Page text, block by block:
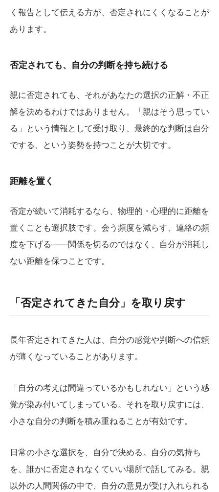
く報告として伝える方が、否定されにくくなることが
あります。
否定されても、自分の判断を持ち続ける
親に否定されても、それがあなたの選択の正解・不正
解を決めるわけではありません。「親はそう思ってい
る」という情報として受け取り、最終的な判断は自分
でする、という姿勢を持つことが大切です。
距離を置く
否定が続いて消耗するなら、物理的・心理的に距離を
置くことも選択肢です。会う頻度を減らす、連絡の頻
度を下げる——関係を切るのではなく、自分が消耗し
ない距離を保つことです。
「否定されてきた自分」を取り戻す
長年否定されてきた人は、自分の感覚や判断への信頼
が薄くなっていることがあります。
「自分の考えは間違っているかもしれない」という感
覚が染み付いてしまっている。それを取り戻すには、
小さな自分の判断を積み重ねることが有効です。
日常の小さな選択を、自分で決める。自分の気持ち
を、誰かに否定されなくていい場所で話してみる。親
以外の人間関係の中で、自分の意見が受け入れられる